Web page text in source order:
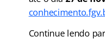
Continue lendo